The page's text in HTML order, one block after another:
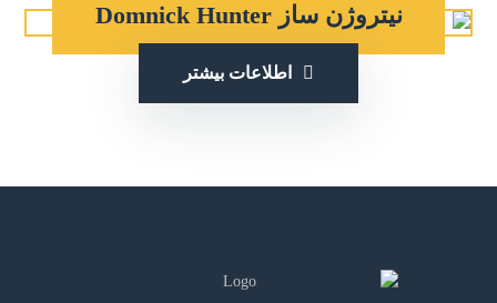
نیتروژن ساز Domnick Hunter
اطلاعات بیشتر